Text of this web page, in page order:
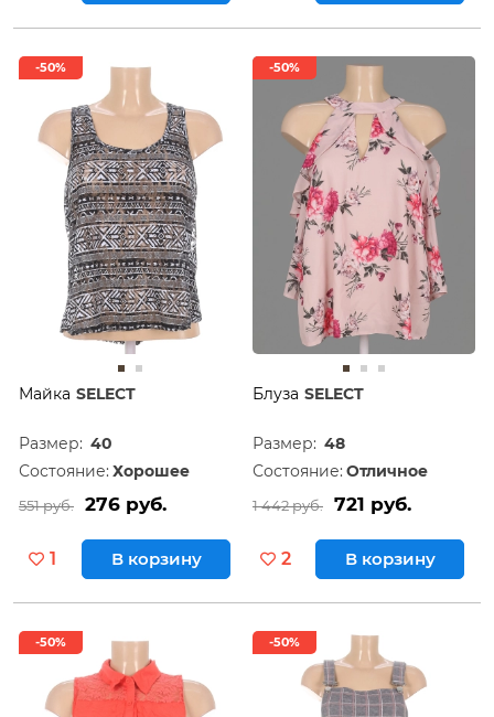
-50%
Майка SELECT
Размер: 40
Состояние: Хорошее
551 руб. 276 руб.
1 В корзину
-50%
Блуза SELECT
Размер: 48
Состояние: Отличное
1 442 руб. 721 руб.
2 В корзину
-50% -50%